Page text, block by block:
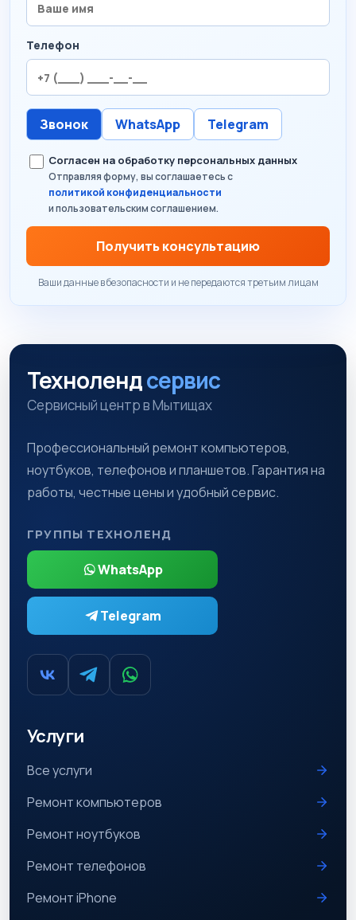
Телефон
Звонок WhatsApp Telegram
Согласен на обработку персональных данных
Отправляя форму, вы соглашаетесь с
политикой конфиденциальности
и пользовательским соглашением.
Получить консультацию
Ваши данные в безопасности и не передаются третьим лицам
Технолендсервис
Сервисный центр в Мытищах
Профессиональный ремонт компьютеров,
ноутбуков, телефонов и планшетов. Гарантия на
работы, честные цены и удобный сервис.
ГРУППЫ ТЕХНОЛЕНД
WhatsApp
Telegram
Услуги
Все услуги
Ремонт компьютеров
Ремонт ноутбуков
Ремонт телефонов
Ремонт iPhone